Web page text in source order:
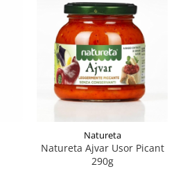
Natureta
Natureta Ajvar Usor Picant
290g